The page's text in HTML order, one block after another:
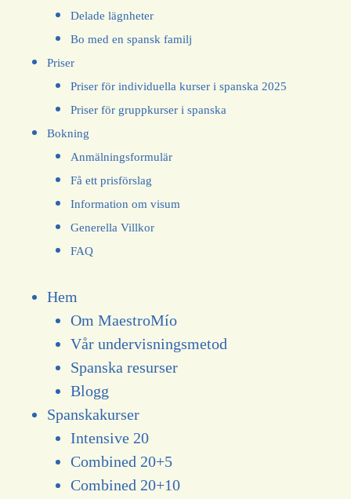
Delade lägnheter
Bo med en spansk familj
Priser
Priser för individuella kurser i spanska 2025
Priser för gruppkurser i spanska
Bokning
Anmälningsformulär
Få ett prisförslag
Information om visum
Generella Villkor
FAQ
Hem
Om MaestroMío
Vår undervisningsmetod
Spanska resurser
Blogg
Spanskakurser
Intensive 20
Combined 20+5
Combined 20+10